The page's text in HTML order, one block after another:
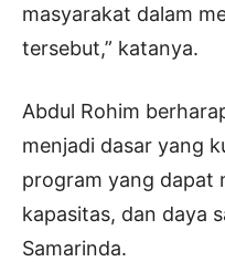
masyarakat dalam
tersebut,” katanya.
Abdul Rohim
menjadi dasar yang
program yang dapat
kapasitas, dan daya
Samarinda.